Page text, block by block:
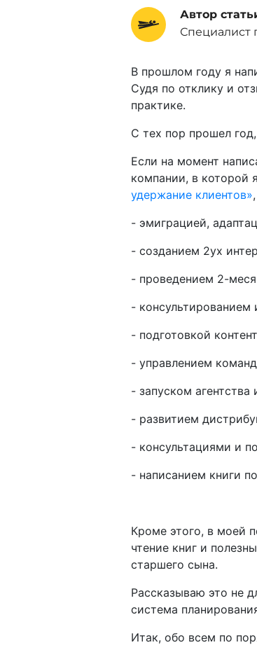
Автор
Специалист
В прошлом году я
Судя по отклику и
практике.
С тех пор прошел
Если на момент
компании, в которой
удержание клиентов»
- эмиграцией,
- созданием 2ух
- проведением 2-
- консультированием
- подготовкой
- управлением
- запуском агентства
- развитием
- консультациями и
- написанием книги
Кроме этого, в моей
чтение книг и
старшего сына.
Рассказываю это не
система
Итак, обо всем по